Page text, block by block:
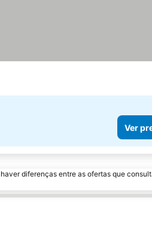
Ver
diferenças entre as ofertas que